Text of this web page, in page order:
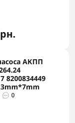
АКПП
8200834449
0